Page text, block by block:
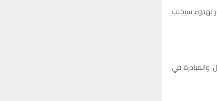
بهدوء سيجلب
والمبادرة في